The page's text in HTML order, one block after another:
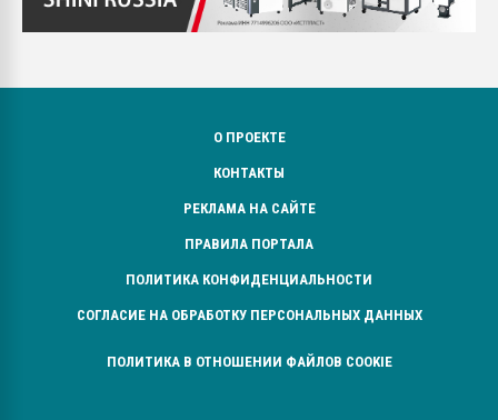
О ПРОЕКТЕ
КОНТАКТЫ
РЕКЛАМА НА САЙТЕ
ПРАВИЛА ПОРТАЛА
ПОЛИТИКА КОНФИДЕНЦИАЛЬНОСТИ
СОГЛАСИЕ НА ОБРАБОТКУ ПЕРСОНАЛЬНЫХ ДАННЫХ
ПОЛИТИКА В ОТНОШЕНИИ ФАЙЛОВ COOKIE